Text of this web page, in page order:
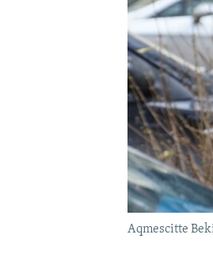
Aqmescitte